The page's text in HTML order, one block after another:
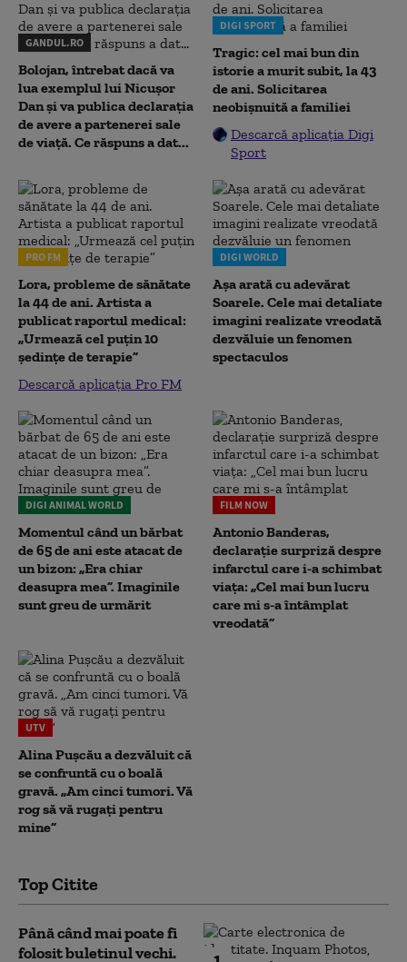
GANDUL.RO
Bolojan, întrebat dacă va
lua exemplul lui Nicușor
Dan și va publica declarația
de avere a partenerei sale
de viață. Ce răspuns a dat...
DIGI SPORT
Tragic: cel mai bun din
istorie a murit subit, la 43
de ani. Solicitarea
neobișnuită a familiei
Descarcă aplicația Digi
Sport
PRO FM
Lora, probleme de sănătate
la 44 de ani. Artista a
publicat raportul medical:
„Urmează cel puțin 10
ședințe de terapie”
Descarcă aplicația Pro FM
DIGI WORLD
Așa arată cu adevărat
Soarele. Cele mai detaliate
imagini realizate vreodată
dezvăluie un fenomen
spectaculos
DIGI ANIMAL WORLD
Momentul când un bărbat
de 65 de ani este atacat de
un bizon: „Era chiar
deasupra mea”. Imaginile
sunt greu de urmărit
FILM NOW
Antonio Banderas,
declarație surpriză despre
infarctul care i-a schimbat
viața: „Cel mai bun lucru
care mi s-a întâmplat
vreodată”
UTV
Alina Pușcău a dezvăluit că
se confruntă cu o boală
gravă. „Am cinci tumori. Vă
rog să vă rugați pentru
mine”
Top Citite
Până când mai poate fi
folosit buletinul vechi.